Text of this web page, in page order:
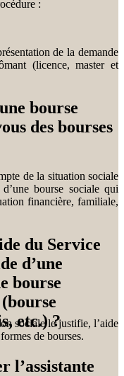
:
de la demande
(licence, master et
bourse
des bourses
de la situation sociale
bourse sociale qui
financière, familiale,
du Service
d’une
bourse
etc.) ?
sociale le justifie, l’aide
de bourses.
l’assistante